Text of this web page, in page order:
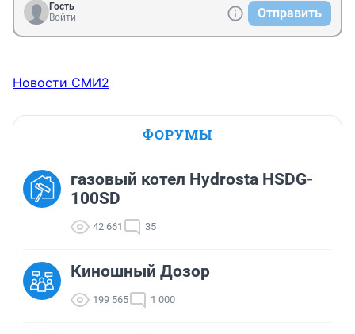
Гость
Войти
Отправить
Новости СМИ2
ФОРУМЫ
газовый котел Hydrosta HSDG-
100SD
42 661 35
Киношный Дозор
199 565 1 000